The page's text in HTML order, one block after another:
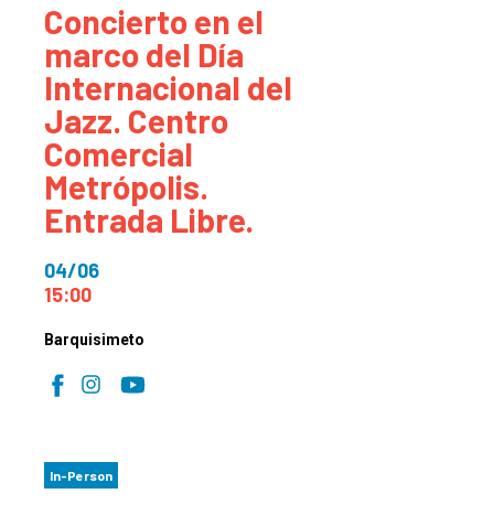
Concierto en el
marco del Día
Internacional del
Jazz. Centro
Comercial
Metrópolis.
Entrada Libre.
04/06
15:00
Barquisimeto
In-Person